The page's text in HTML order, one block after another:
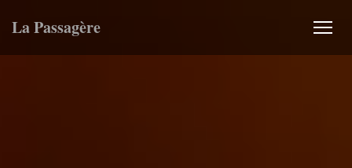
La Passagère